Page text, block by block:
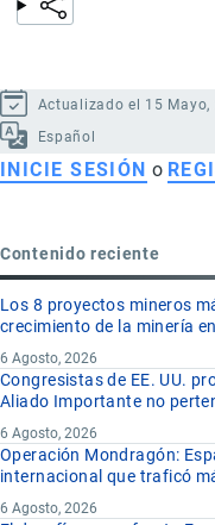
Actualizado el 15 Mayo,
Español
INICIE SESIÓN o
Contenido reciente
Los 8 proyectos mineros
crecimiento de la minería
6 Agosto, 2026
Congresistas de EE. UU.
Aliado Importante no
6 Agosto, 2026
Operación Mondragón:
internacional que traficó
6 Agosto, 2026